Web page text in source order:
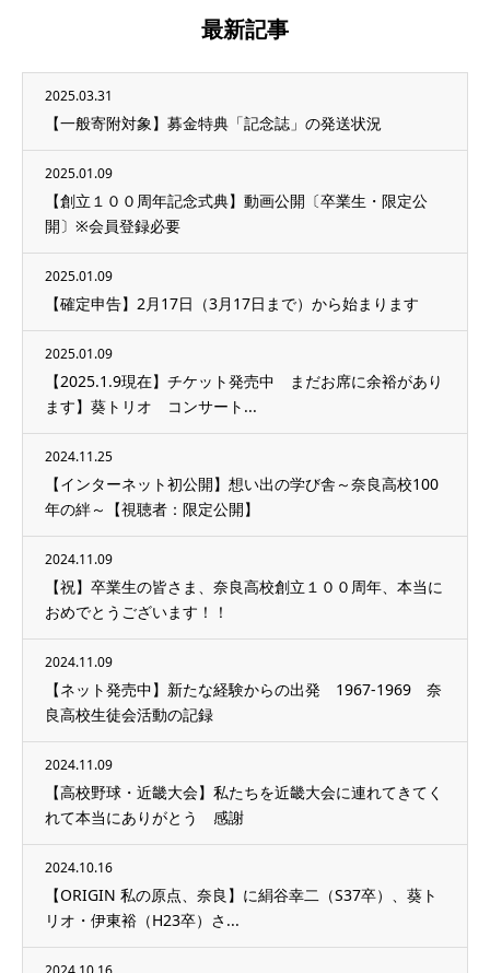
最新記事
2025.03.31
【一般寄附対象】募金特典「記念誌」の発送状況
2025.01.09
【創立１００周年記念式典】動画公開〔卒業生・限定公
開〕※会員登録必要
2025.01.09
【確定申告】2月17日（3月17日まで）から始まります
2025.01.09
【2025.1.9現在】チケット発売中 まだお席に余裕があり
ます】葵トリオ コンサート...
2024.11.25
【インターネット初公開】想い出の学び舎～奈良高校100
年の絆～【視聴者：限定公開】
2024.11.09
【祝】卒業生の皆さま、奈良高校創立１００周年、本当に
おめでとうございます！！
2024.11.09
【ネット発売中】新たな経験からの出発 1967-1969 奈
良高校生徒会活動の記録
2024.11.09
【高校野球・近畿大会】私たちを近畿大会に連れてきてく
れて本当にありがとう 感謝
2024.10.16
【ORIGIN 私の原点、奈良】に絹谷幸二（S37卒）、葵ト
リオ・伊東裕（H23卒）さ...